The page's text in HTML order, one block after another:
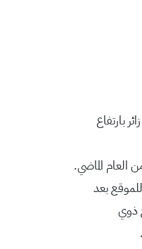
رغم ارتفاع درجات الحرارة، إذ بلغ عدد الزوار والحجاج للنصف الأول من العام الحالي قرابة 124 ألف زائر بارتفاع
بعد
ذوي